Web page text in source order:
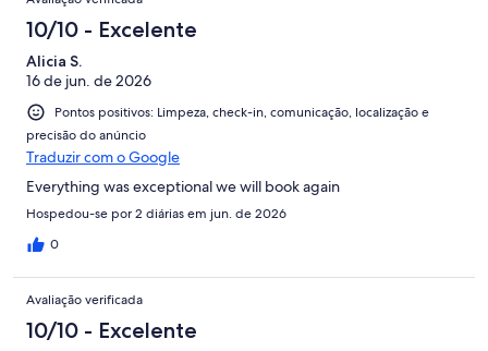
10/10 - Excelente
Alicia S.
16 de jun. de 2026
Pontos positivos: Limpeza, check-in, comunicação, localização e
precisão do anúncio
Traduzir com o Google
Everything was exceptional we will book again
Hospedou-se por 2 diárias em jun. de 2026
0
Avaliação verificada
10/10 - Excelente